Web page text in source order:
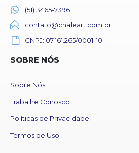
(51) 3465-7396
contato@chaleart.com.br
CNPJ: 07.161.265/0001-10
SOBRE NÓS
Sobre Nós
Trabalhe Conosco
Políticas de Privacidade
Termos de Uso